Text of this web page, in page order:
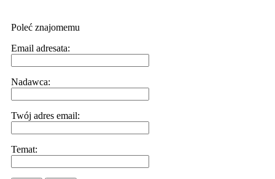
Poleć znajomemu
Email adresata:
Nadawca:
Twój adres email:
Temat: